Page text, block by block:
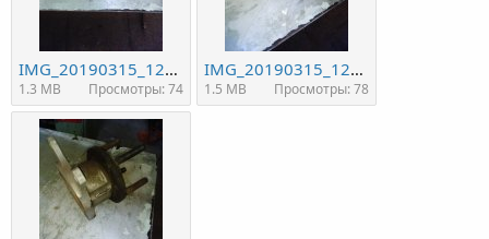
IMG_20190315_124707.jpg
1.3 MB Просмотры: 74
IMG_20190315_124716.jpg
1.5 MB Просмотры: 78